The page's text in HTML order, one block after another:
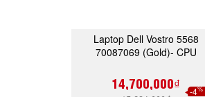
Laptop Dell Vostro 5568
70087069 (Gold)- CPU
14,700,000₫ -4%
MUA NGAY